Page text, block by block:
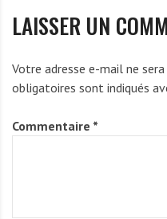
LAISSER UN
Votre adresse e-mail ne sera
obligatoires sont indiqués
Commentaire *